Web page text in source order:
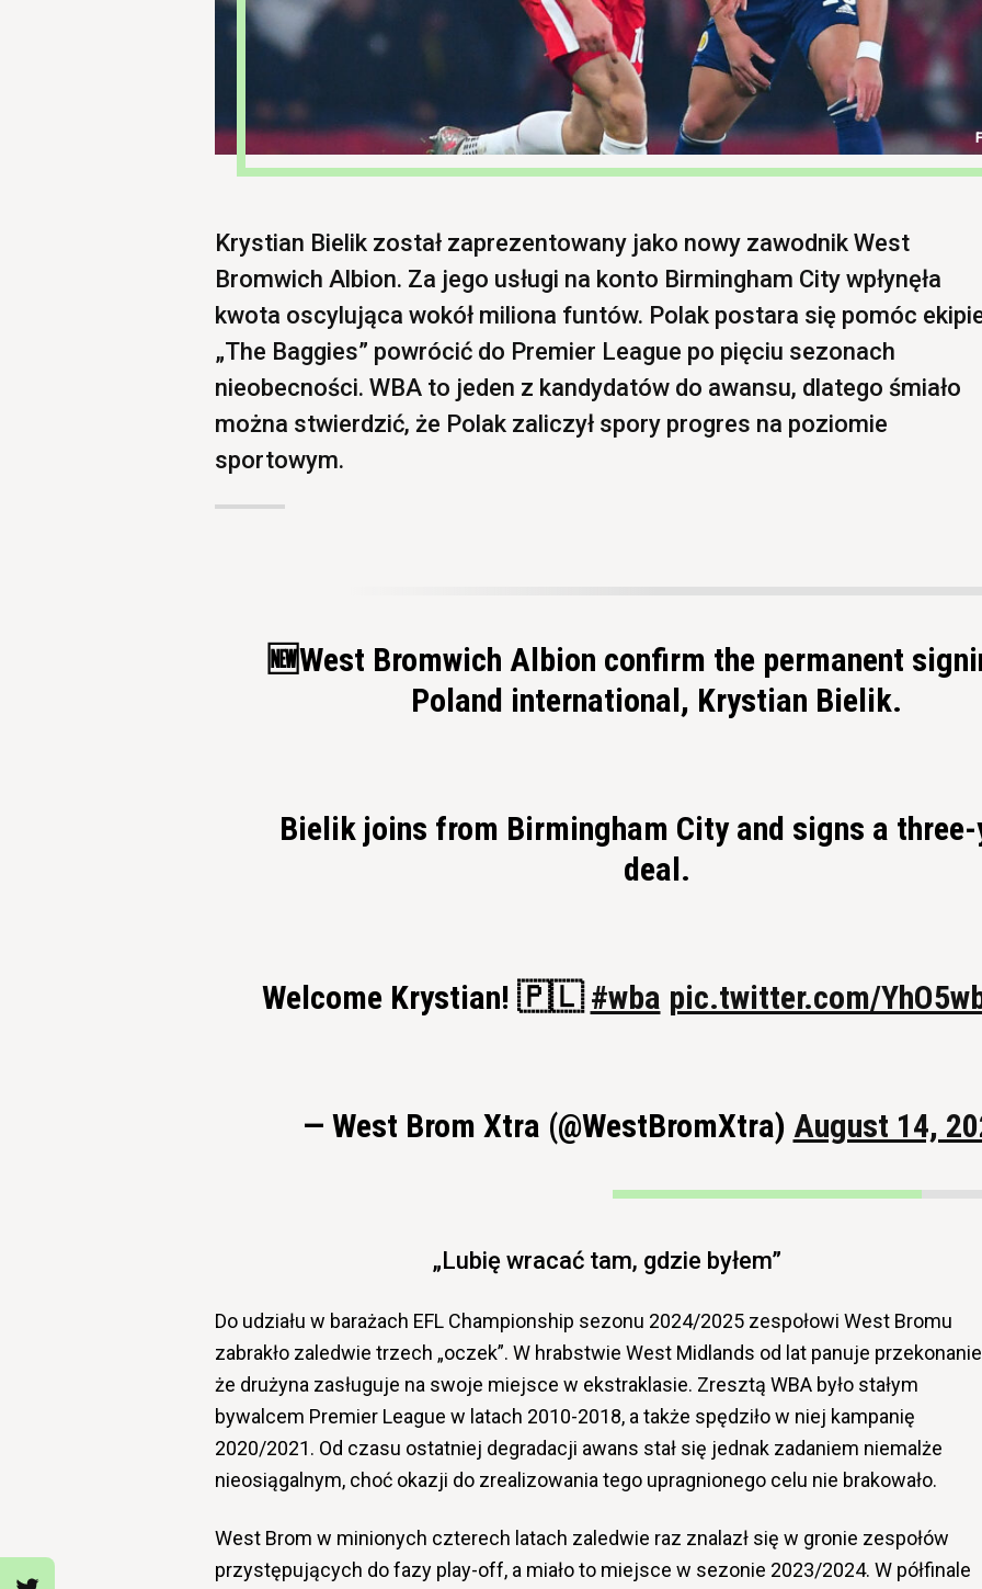
Krystian Bielik został zaprezentowany jako nowy zawodnik West
Bromwich Albion. Za jego usługi na konto Birmingham City wpłynęła
kwota oscylująca wokół miliona funtów. Polak postara się pomóc
„The Baggies” powrócić do Premier League po pięciu sezonach
nieobecności. WBA to jeden z kandydatów do awansu, dlatego śmiało
można stwierdzić, że Polak zaliczył spory progres na poziomie
sportowym.
🆕West Bromwich Albion confirm the permanent
Poland international, Krystian Bielik.
Bielik joins from Birmingham City and signs a
deal.
Welcome Krystian! 🇵🇱#wba pic.twitter.com/
— West Brom Xtra (@WestBromXtra) August 14,
„Lubię wracać tam, gdzie byłem”
Do udziału w barażach EFL Championship sezonu 2024/2025 zespołowi West Bromu
zabrakło zaledwie trzech „oczek”. W hrabstwie West Midlands od lat panuje
że drużyna zasługuje na swoje miejsce w ekstraklasie. Zresztą WBA było stałym
bywalcem Premier League w latach 2010-2018, a także spędziło w niej kampanię
2020/2021. Od czasu ostatniej degradacji awans stał się jednak zadaniem niemalże
nieosiągalnym, choć okazji do zrealizowania tego upragnionego celu nie brakowało.
West Brom w minionych czterech latach zaledwie raz znalazł się w gronie zespołów
przystępujących do fazy play-off, a miało to miejsce w sezonie 2023/2024. W półfinale